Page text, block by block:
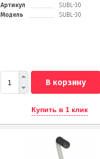
Артикул
SUBL-30
Модель
SUBL-30
В корзину
Купить в 1 клик